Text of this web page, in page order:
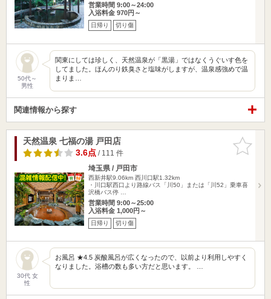
営業時間 9:00～24:00
入浴料金 970円～
日帰り 切り傷
50代～
男性
関東にしては珍しく、天然温泉が「黒湯」ではなくうぐいす色を
してました。ほんのり鉄臭さと塩味がしますが、温泉感強めで温
まりま…
関連情報から探す
お気に入
りに追加
天然温泉 七福の湯 戸田店
3.6点/ 111 件
埼玉県 / 戸田市
西新井駅9.06km 西川口駅1.32km
・川口駅西口より路線バス「川50」または「川52」乗車喜
沢橋バス停 …
営業時間 9:00～25:00
入浴料金 1,000円～
日帰り 切り傷
30代 女
性
お風呂 ★4.5 炭酸風呂が広くなったので、以前より利用しやすく
なりました。浴槽の数も多い方だと思います。 …